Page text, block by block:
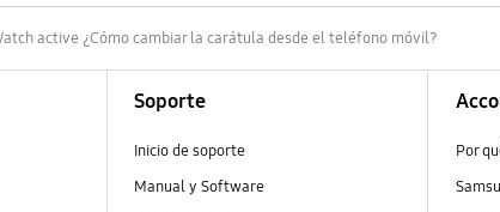
active ¿Cómo cambiar la carátula desde el teléfono móvil?
Soporte
Inicio de soporte
Manual y Software
Por